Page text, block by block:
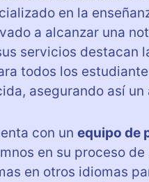
en la
a alcanzar una
servicios destacan
todos los
asegurando así
con un equipo de
en su proceso
en otros idiomas